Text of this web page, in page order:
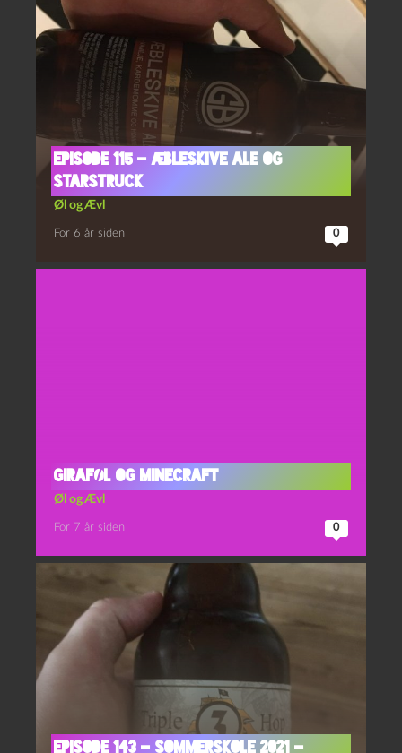
Episode 115 – Æbleskive Ale og
Starstruck
Øl og Ævl
For 6 år siden 0
Giraføl og Minecraft
Øl og Ævl
For 7 år siden 0
Episode 143 – Sommerskole 2021 –